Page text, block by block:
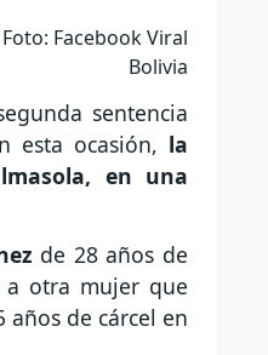
Facebook Viral
Bolivia
sentencia
esta ocasión, la
en una
de 28 años de
a otra mujer que
de cárcel en